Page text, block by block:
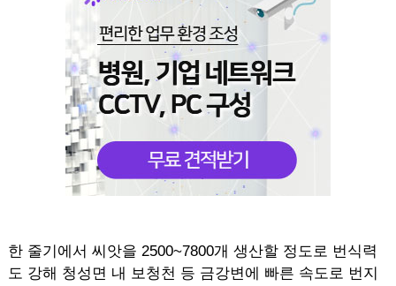
한 줄기에서 씨앗을 2500~7800개 생산할 정도로 번식력
도 강해 청성면 내 보청천 등 금강변에 빠른 속도로 번지